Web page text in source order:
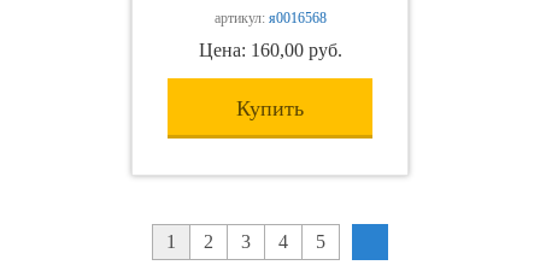
артикул: я0016568
Цена: 160,00 руб.
Купить
1 2 3 4 5